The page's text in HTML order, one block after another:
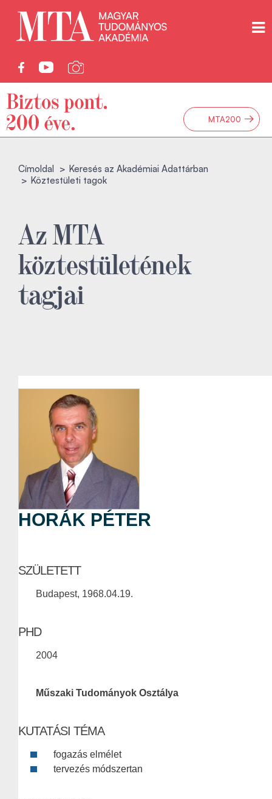
MTA200 →
Címoldal
Keresés az Akadémiai Adattárban
Köztestületi tagok
Az MTA
köztestületének
tagjai
HORÁK PÉTER
SZÜLETETT
Budapest, 1968.04.19.
PHD
2004
Műszaki Tudományok Osztálya
KUTATÁSI TÉMA
fogazás elmélet
tervezés módszertan